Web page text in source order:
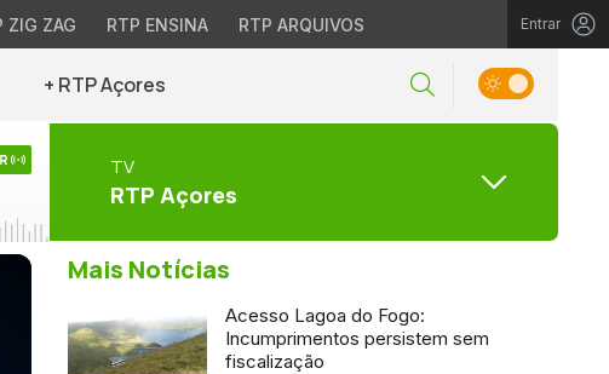
ZIG ZAG RTP ENSINA RTP ARQUIVOS Entrar
+ RTP Açores
TV
RTP Açores
Mais Notícias
Acesso Lagoa do Fogo:
Incumprimentos persistem sem
fiscalização